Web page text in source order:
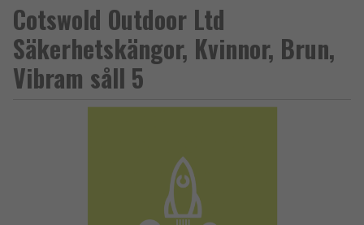
Cotswold Outdoor Ltd
Säkerhetskängor, Kvinnor, Brun,
Vibram såll 5